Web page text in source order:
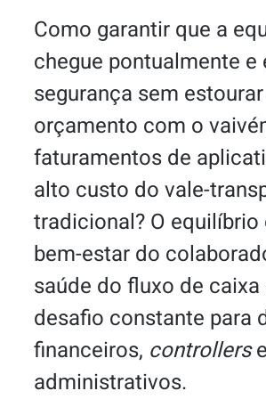
Como garantir que a
chegue pontualmente e
segurança sem
orçamento com o
faturamentos de
alto custo do vale-
tradicional? O equilíbrio
bem-estar do
saúde do fluxo de caixa
desafio constante para
financeiros, controllers
administrativos.